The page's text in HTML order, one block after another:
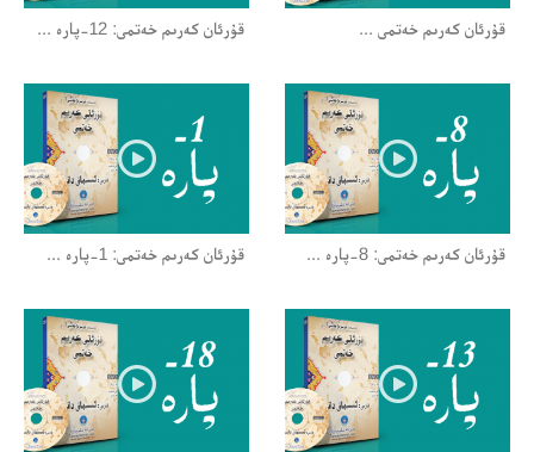
قۇرئان كەرىم خەتمى ... قۇرئان كەرىم خەتمى: 12-پارە ...
قۇرئان كەرىم خەتمى: 8-پارە ... قۇرئان كەرىم خەتمى: 1-پارە ...